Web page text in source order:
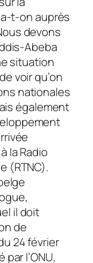
t-on auprès
devons
Abeba
situation
voir qu’on
nationales
également
la Radio
(RTNC).
il doit
de
24 février
l’ONU,